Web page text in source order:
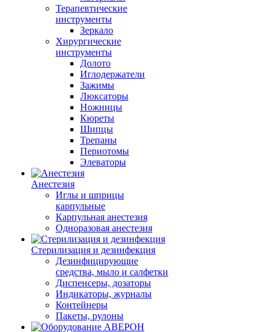
Терапевтические
инструменты
Зеркало
Хирургические
инструменты
Долото
Иглодержатели
Зажимы
Люксаторы
Ножницы
Кюреты
Шипцы
Трепаны
Периотомы
Элеваторы
Анестезия
Иглы и шприцы
карпульные
Карпульная анестезия
Одноразовая анестезия
Стерилизация и дезинфекция
Дезинфицирующие
средства, мыло и салфетки
Диспенсеры, дозаторы
Индикаторы, журналы
Контейнеры
Пакеты, рулоны